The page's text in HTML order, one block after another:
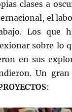
clases a
el
Los que
sobre lo
en sus
Un
: